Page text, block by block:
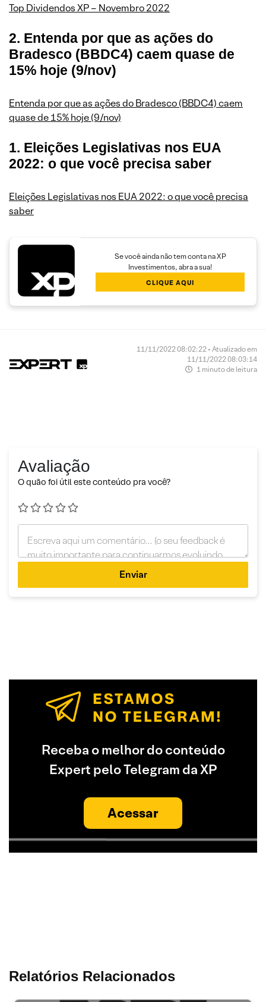
Top Dividendos XP – Novembro 2022
2. Entenda por que as ações do
Bradesco (BBDC4) caem quase de
15% hoje (9/nov)
Entenda por que as ações do Bradesco (BBDC4) caem
quase de 15% hoje (9/nov)
1. Eleições Legislativas nos EUA
2022: o que você precisa saber
Eleições Legislativas nos EUA 2022: o que você precisa
saber
Se você ainda não tem conta na XP
Investimentos, abra a sua!
CLIQUE AQUI
11/11/2022 08:02:22 • Atualizado em
11/11/2022 08:03:14
1 minuto de leitura
Avaliação
O quão foi útil este conteúdo pra você?
Enviar
Receba o melhor do conteúdo
Expert pelo Telegram da XP
Acessar
Relatórios Relacionados